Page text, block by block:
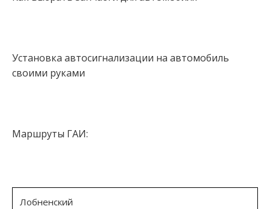
Установка автосигнализации на автомобиль
своими руками
Маршруты ГАИ:
Лобненский